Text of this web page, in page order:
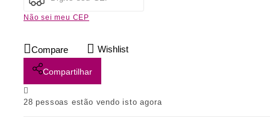
Não sei meu CEP
Compare Wishlist
Compartilhar
28 pessoas estão vendo isto agora